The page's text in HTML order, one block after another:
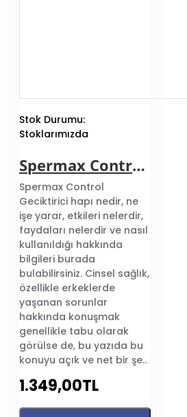
Stok Durumu:
Stoklarımızda
Spermax Control Geciktirici Hap
Spermax Control
Geciktirici hapı nedir, ne
işe yarar, etkileri nelerdir,
faydaları nelerdir ve nasıl
kullanıldığı hakkında
bilgileri burada
bulabilirsiniz. Cinsel sağlık,
özellikle erkeklerde
yaşanan sorunlar
hakkında konuşmak
genellikle tabu olarak
görülse de, bu yazıda bu
konuyu açık ve net bir şe..
1.349,00TL